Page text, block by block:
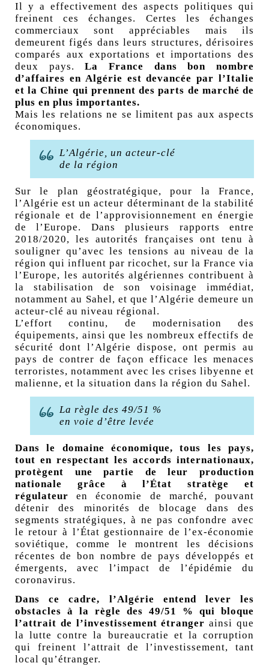
Il y a effectivement des aspects politiques qui
freinent ces échanges. Certes les échanges
commerciaux sont appréciables mais ils
demeurent figés dans leurs structures, dérisoires
comparés aux exportations et importations des
deux pays.La France dans bon nombre
d’affaires en Algérie est devancée par l’Italie
et la Chine qui prennent des parts de marché de
plus en plus importantes.
Mais les relations ne se limitent pas aux aspects
économiques.
L’Algérie, un acteur-clé
de la région
Sur le plan géostratégique, pour la France,
l’Algérie est un acteur déterminant de la stabilité
régionale et de l’approvisionnement en énergie
de l’Europe. Dans plusieurs rapports entre
2018/2020, les autorités françaises ont tenu à
souligner qu’avec les tensions au niveau de la
région qui influent par ricochet, sur la France via
l’Europe, les autorités algériennes contribuent à
la stabilisation de son voisinage immédiat,
notamment au Sahel, et que l’Algérie demeure un
acteur-clé au niveau régional.
L’effort continu, de modernisation des
équipements, ainsi que les nombreux effectifs de
sécurité dont l’Algérie dispose, ont permis au
pays de contrer de façon efficace les menaces
terroristes, notamment avec les crises libyenne et
malienne, et la situation dans la région du Sahel.
La règle des 49/51 %
en voie d’être levée
Dans le domaine économique, tous les pays,
tout en respectant les accords internationaux,
protègent une partie de leur production
nationale grâce à l’État stratège et
régulateur en économie de marché, pouvant
détenir des minorités de blocage dans des
segments stratégiques, à ne pas confondre avec
le retour à l’État gestionnaire de l’ex-économie
soviétique, comme le montrent les décisions
récentes de bon nombre de pays développés et
émergents, avec l’impact de l’épidémie du
coronavirus.
Dans ce cadre, l’Algérie entend lever les
obstacles à la règle des 49/51
% qui bloque
l’attrait de l’investissement étranger ainsi que
la lutte contre la bureaucratie et la corruption
qui freinent l’attrait de l’investissement, tant
local qu’étranger.